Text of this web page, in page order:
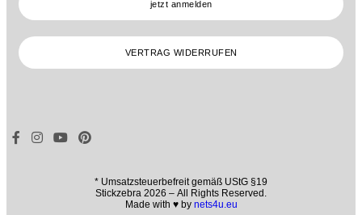
jetzt anmelden
VERTRAG WIDERRUFEN
* Umsatzsteuerbefreit gemäß UStG §19
Stickzebra 2026 – All Rights Reserved.
Made with ♥ by nets4u.eu